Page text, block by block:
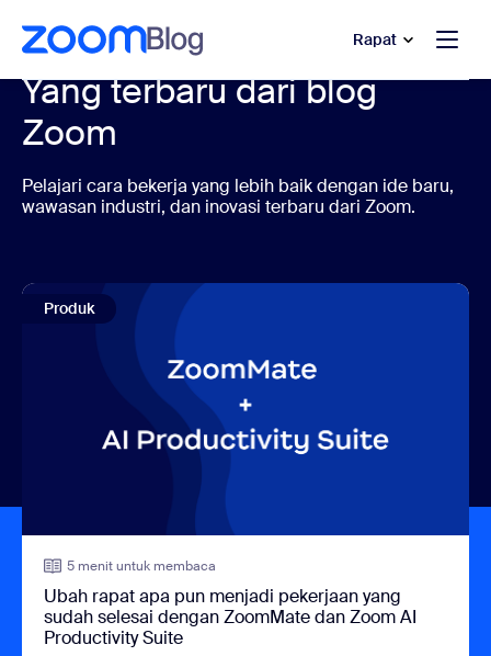
ke konten utama
percakapan bantuan Rapat
Yang terbaru dari blog
Zoom
Pelajari cara bekerja yang lebih baik dengan ide baru,
wawasan industri, dan inovasi terbaru dari Zoom.
Produk
5 menit untuk membaca
Ubah rapat apa pun menjadi pekerjaan yang
sudah selesai dengan ZoomMate dan Zoom AI
Productivity Suite